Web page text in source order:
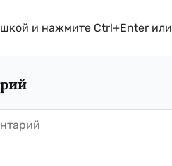
и нажмите Ctrl+Enter или